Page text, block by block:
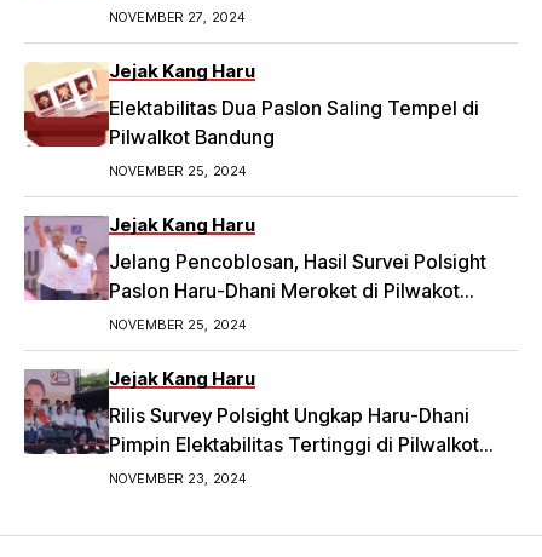
money-politic-ke-bawaslu-segini-nominalnya.
NOVEMBER 27, 2024
Jejak Kang Haru
Elektabilitas Dua Paslon Saling Tempel di
Pilwalkot Bandung
NOVEMBER 25, 2024
Jejak Kang Haru
Jelang Pencoblosan, Hasil Survei Polsight
Paslon Haru-Dhani Meroket di Pilwakot
Bandung
NOVEMBER 25, 2024
Jejak Kang Haru
Rilis Survey Polsight Ungkap Haru-Dhani
Pimpin Elektabilitas Tertinggi di Pilwalkot
Bandung 2024
NOVEMBER 23, 2024